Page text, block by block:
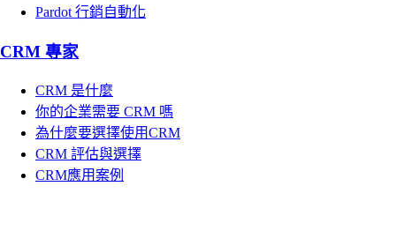
Pardot 行銷自動化
CRM 專家
CRM 是什麼
你的企業需要 CRM 嗎
為什麼要選擇使用CRM
CRM 評估與選擇
CRM應用案例